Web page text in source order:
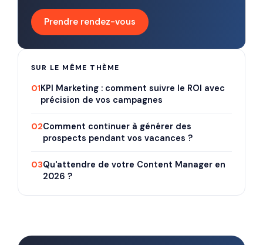
Prendre rendez-vous
SUR LE MÊME THÈME
01KPI Marketing : comment suivre le ROI avec
précision de vos campagnes
02Comment continuer à générer des
prospects pendant vos vacances ?
03Qu'attendre de votre Content Manager en
2026 ?